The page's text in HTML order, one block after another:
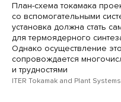
План-схема токамака
со вспомогательными
установка должна стать
для термоядерного
Однако осуществление
сопровождается
и трудностями
ITER Tokamak and Plant Systems